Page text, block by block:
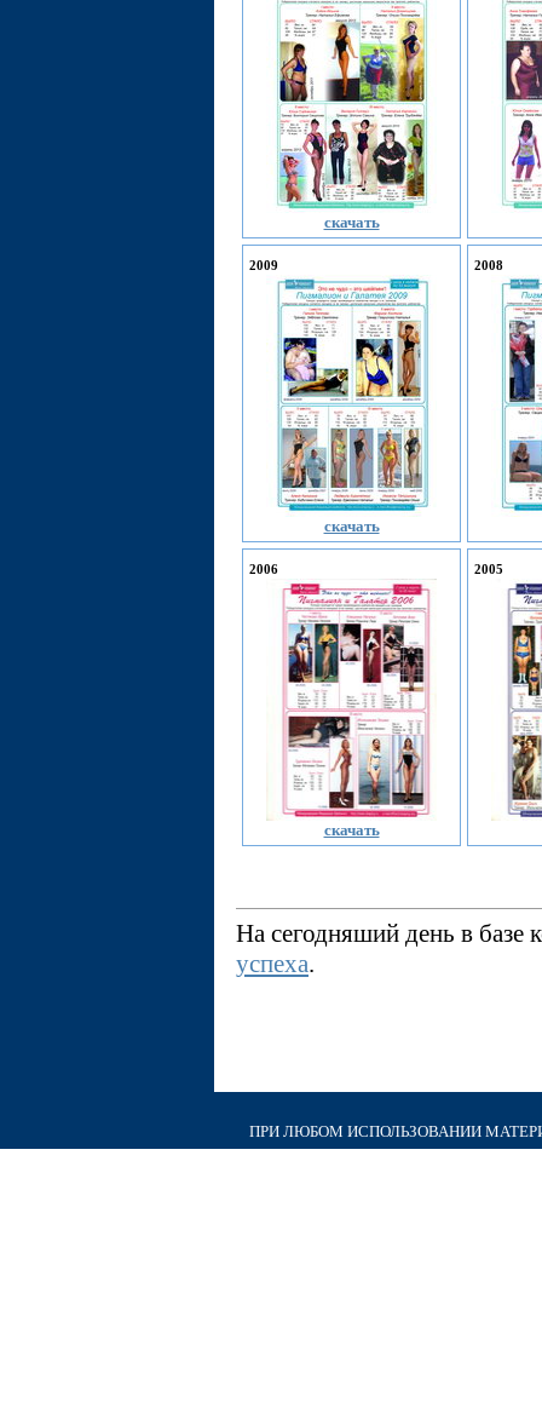
скачать
2009
скачать
2008
2006
скачать
2005
На сегодняший день в базе
успеха.
ПРИ ЛЮБОМ ИСПОЛЬЗОВАНИИ